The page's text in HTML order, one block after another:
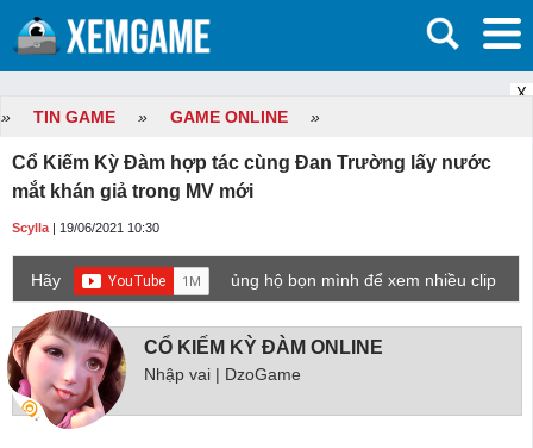
X
» TIN GAME » GAME ONLINE »
Cổ Kiếm Kỳ Đàm hợp tác cùng Đan Trường lấy nước
mắt khán giả trong MV mới
Scylla | 19/06/2021 10:30
Hãy
ủng hộ bọn mình để xem nhiều clip
game mới hơn nhé!
CỔ KIẾM KỲ ĐÀM ONLINE
Nhập vai | DzoGame